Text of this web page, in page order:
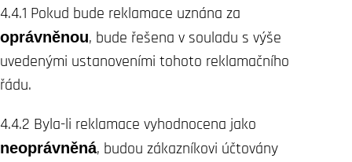
4.4.1 Pokud bude reklamace uznána za
oprávněnou, bude řešena v souladu s výše
uvedenými ustanoveními tohoto reklamačního
řádu.
4.4.2 Byla-li reklamace vyhodnocena jako
neoprávněná, budou zákazníkovi účtovány